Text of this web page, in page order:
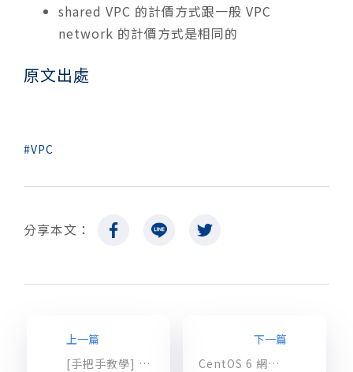
shared VPC 的計價方式跟一般 VPC
network 的計價方式是相同的
原文出處
VPC
分享本文：
上一篇
[手把手教學] VPC Network peering 基本介紹
下一篇
CentOS 6 網路無法連線解決方法